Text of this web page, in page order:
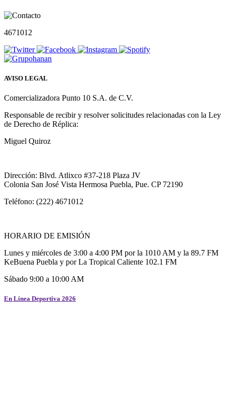
4671012
AVISO LEGAL
Comercializadora Punto 10 S.A. de C.V.
Responsable de recibir y resolver solicitudes relacionadas con la Ley
de Derecho de Réplica:
Miguel Quiroz
Dirección: Blvd. Atlixco #37-218 Plaza JV
Colonia San José Vista Hermosa Puebla, Pue. CP 72190
Teléfono: (222) 4671012
HORARIO DE EMISIÓN
Lunes y miércoles de 3:00 a 4:00 PM por la 1010 AM y la 89.7 FM
KeBuena Puebla y por La Tropical Caliente 102.1 FM
Sábado 9:00 a 10:00 AM
En Línea Deportiva 2026